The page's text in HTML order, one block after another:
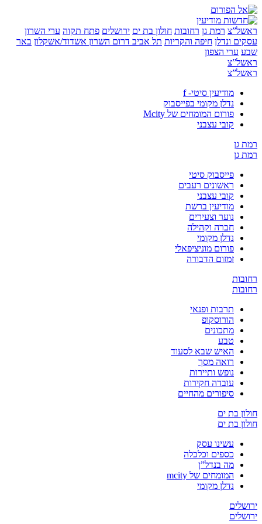
רמת גן רחובות חולון בת ים ירושלים פתח תקוה ערי השרון
ונדלן חיפה והקריות תל אביב דרום השרוןאשדוד/אשקלון באר
ערי הצפון
מודיעין סיטי- f
נדלן מקומי בפייסבוק
פורום המומחים של Mcity
קובי עצבני
פייסבוק סיטי
ראשונים רעבים
קובי עצבני
מודיעין ברשת
נוער וצעירים
חברה וקהילה
נדלן מקומי
פורום מוניציפאלי
זמזום הדבורה
תרבות ופנאי
הורוסקופ
מתכונים
טבע
האיש שבא לסעוד
רואה מסך
נופש ותיירות
עובדה חקירות
סיפורים מהחיים
בת ים
בת ים
עשינו עסק
כספים וכלכלה
מה בנדל”ן
המומחים של mcity
נדלן מקומי